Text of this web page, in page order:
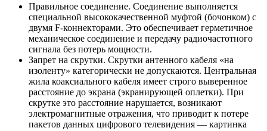
Правильное соединение. Соединение выполняется
специальной высококачественной муфтой (бочонком) с
двумя F-коннекторами. Это обеспечивает герметичное
механическое соединение и передачу радиочастотного
сигнала без потерь мощности.
Запрет на скрутки. Скрутки антенного кабеля «на
изоленту» категорически не допускаются. Центральная
жила коаксиального кабеля имеет строго выверенное
расстояние до экрана (экранирующей оплетки). При
скрутке это расстояние нарушается, возникают
электромагнитные отражения, что приводит к потере
пакетов данных цифрового телевидения — картинка